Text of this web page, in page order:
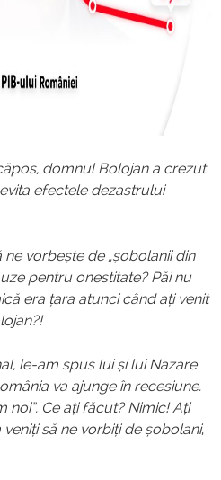
domnul Bolojan a crezut
efectele dezastrului
ne vorbește de „șobolanii din
pentru onestitate? Păi nu
era țara atunci când ați venit
le-am spus lui și lui Nazare
va ajunge în recesiune.
noi”. Ce ați făcut? Nimic! Ați
să ne vorbiți de șobolani,